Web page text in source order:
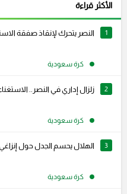
الأكثر قراءة
1 النصر يتحرك لإنقاذ صفقة
كرة سعودية
2 زلزال إداري في النصر..
كرة سعودية
3 الهلال يحسم الجدل حول
كرة سعودية